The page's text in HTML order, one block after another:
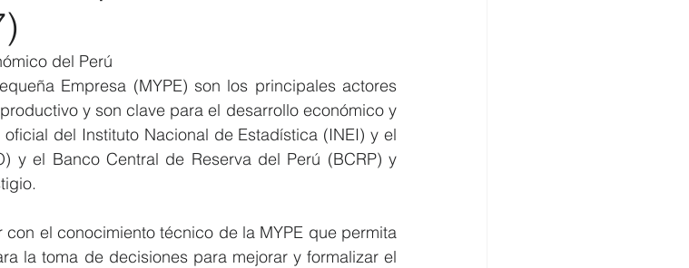
del Perú
Empresa (MYPE) son los principales actores
y son clave para el desarrollo económico y
del Instituto Nacional de Estadística (INEI) y el
y el Banco Central de Reserva del Perú (BCRP) y
el conocimiento técnico de la MYPE que permita
la toma de decisiones para mejorar y formalizar el